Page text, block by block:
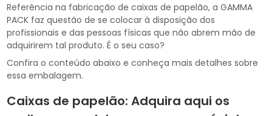
Referência na fabricação de caixas de papelão, a GAMMA
PACK faz questão de se colocar à disposição dos
profissionais e das pessoas físicas que não abrem mão de
adquirirem tal produto. É o seu caso?
Confira o conteúdo abaixo e conheça mais detalhes sobre
essa embalagem.
Caixas de papelão: Adquira aqui os